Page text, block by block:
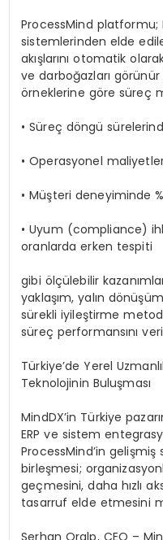
ProcessMind platformu;
sistemlerinden elde
akışlarını otomatik
ve darboğazları
örneklerine göre süreç
• Süreç döngü
• Operasyonel
• Müşteri deneyiminde
• Uyum (compliance)
oranlarda erken tespiti
gibi ölçülebilir
yaklaşım, yalın
sürekli iyileştirme
süreç performansını
Türkiye’de Yerel
Teknolojinin Buluşması
MindDX’in Türkiye
ERP ve sistem
ProcessMind’in
birleşmesi;
geçmesini, daha hızlı
tasarruf elde etmesini